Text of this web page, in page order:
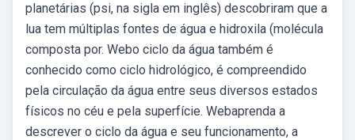
planetárias (psi, na sigla em inglês) descobriram que a
lua tem múltiplas fontes de água e hidroxila (molécula
composta por. Webo ciclo da água também é
conhecido como ciclo hidrológico, é compreendido
pela circulação da água entre seus diversos estados
físicos no céu e pela superfície. Webaprenda a
descrever o ciclo da água e seu funcionamento, a